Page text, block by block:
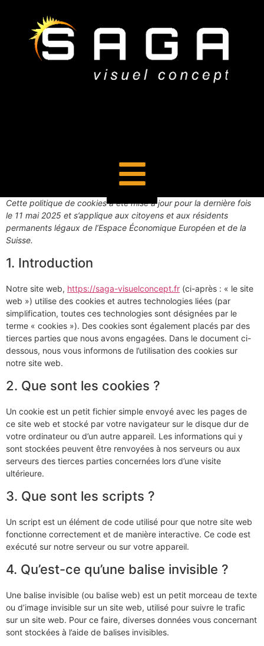
Cette politique de cookies a été mise à jour pour la dernière fois
le 11 mai 2025 et s’applique aux citoyens et aux résidents
permanents légaux de l’Espace Économique Européen et de la
Suisse.
1. Introduction
Notre site web, https://saga-visuelconcept.fr (ci-après : « le site
web ») utilise des cookies et autres technologies liées (par
simplification, toutes ces technologies sont désignées par le
terme « cookies »). Des cookies sont également placés par des
tierces parties que nous avons engagées. Dans le document ci-
dessous, nous vous informons de l’utilisation des cookies sur
notre site web.
2. Que sont les cookies ?
Un cookie est un petit fichier simple envoyé avec les pages de
ce site web et stocké par votre navigateur sur le disque dur de
votre ordinateur ou d’un autre appareil. Les informations qui y
sont stockées peuvent être renvoyées à nos serveurs ou aux
serveurs des tierces parties concernées lors d’une visite
ultérieure.
3. Que sont les scripts ?
Un script est un élément de code utilisé pour que notre site web
fonctionne correctement et de manière interactive. Ce code est
exécuté sur notre serveur ou sur votre appareil.
4. Qu’est-ce qu’une balise invisible ?
Une balise invisible (ou balise web) est un petit morceau de texte
ou d’image invisible sur un site web, utilisé pour suivre le trafic
sur un site web. Pour ce faire, diverses données vous concernant
sont stockées à l’aide de balises invisibles.